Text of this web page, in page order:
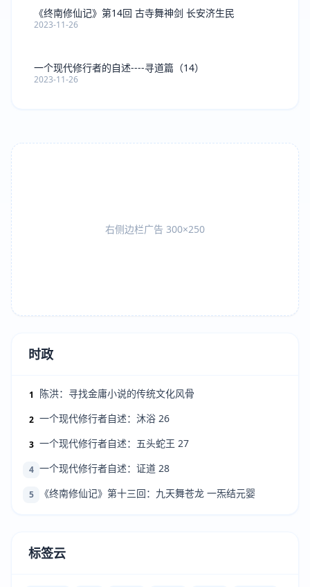
《终南修仙记》第14回 古寺舞神剑 长安济生民
2023-11-26
一个现代修行者的自述----寻道篇（14）
2023-11-26
右侧边栏广告 300×250
时政
1 陈洪：寻找金庸小说的传统文化风骨
2 一个现代修行者自述：沐浴 26
3 一个现代修行者自述：五头蛇王 27
4 一个现代修行者自述：证道 28
5 《终南修仙记》第十三回：九天舞苍龙 一炁结元婴
标签云